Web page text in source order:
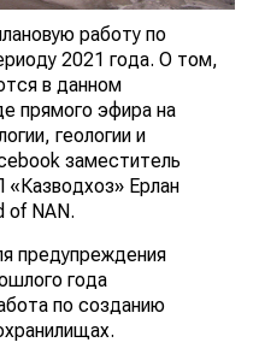
работу по
2021 года. О том,
в данном
прямого эфира на
геологии и
заместитель
«Казводхоз» Ерлан
of NAN.
предупреждения
года
по созданию